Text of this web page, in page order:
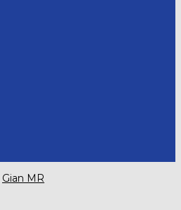
Gian MR